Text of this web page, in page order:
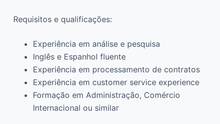
Requisitos e qualificações:
Experiência em análise e pesquisa
Inglês e Espanhol fluente
Experiência em processamento de contratos
Experiência em customer service experience
Formação em Administração, Comércio
Internacional ou similar